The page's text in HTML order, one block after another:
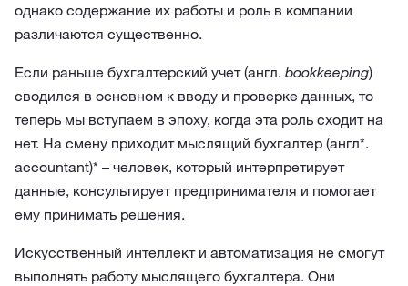
однако содержание их работы и роль в компании
различаются существенно.
Если раньше бухгалтерский учет (англ. bookkeeping)
сводился в основном к вводу и проверке данных, то
теперь мы вступаем в эпоху, когда эта роль сходит на
нет. На смену приходит мыслящий бухгалтер (англ*.
accountant)* – человек, который интерпретирует
данные, консультирует предпринимателя и помогает
ему принимать решения.
Искусственный интеллект и автоматизация не смогут
выполнять работу мыслящего бухгалтера. Они